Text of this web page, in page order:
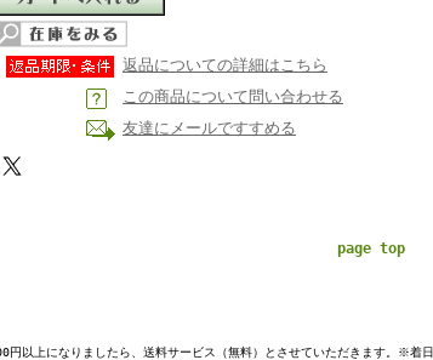
返品についての詳細はこちら
この商品について問い合わせる
友達にメールですすめる
page top
以上になりましたら、送料サービス（無料）とさせていただきます。※着日